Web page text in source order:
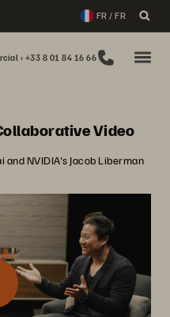
FR / FR
: +33 8 01 84 16 66
Video
NVIDIA's Jacob Liberman